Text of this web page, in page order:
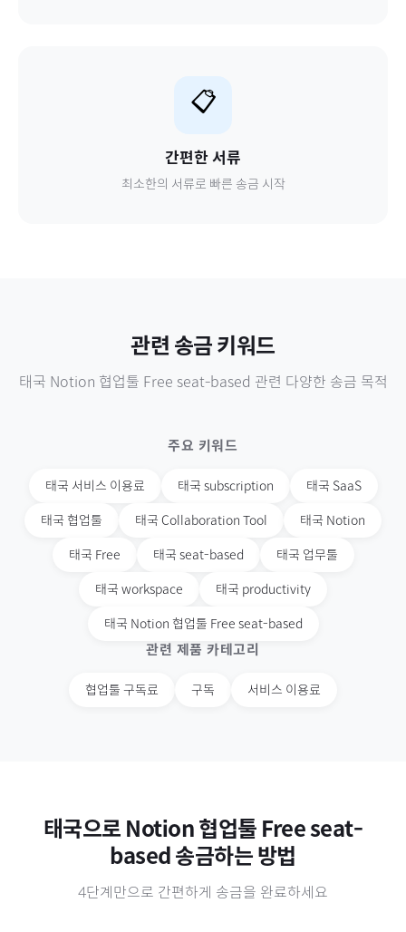
📋
간편한 서류
최소한의 서류로 빠른 송금 시작
관련 송금 키워드
태국 Notion 협업툴 Free seat-based 관련 다양한 송금 목적
주요 키워드
태국 서비스 이용료 태국 subscription 태국 SaaS
태국 협업툴 태국 Collaboration Tool 태국 Notion
태국 Free 태국 seat-based 태국 업무툴
태국 workspace 태국 productivity
태국 Notion 협업툴 Free seat-based
관련 제품 카테고리
협업툴 구독료 구독 서비스 이용료
태국으로 Notion 협업툴 Free seat-
based 송금하는 방법
4단계만으로 간편하게 송금을 완료하세요